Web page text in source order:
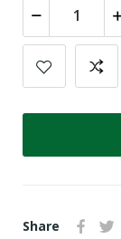
Share